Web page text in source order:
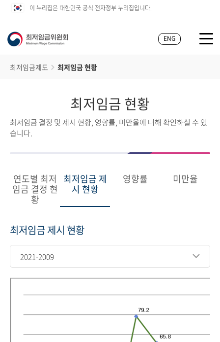
이 누리집은 대한민국 공식 전자정부 누리집입니다.
ENG
최저임금제도 최저임금 현황
최저임금 현황
최저임금 결정 및 제시 현황, 영향률, 미만율에 대해 확인하실 수 있
습니다.
연도별 최저
임금 결정 현
황
최저임금 제
시 현황
영향률 미만율
최저임금 제시 현황
2021-2009